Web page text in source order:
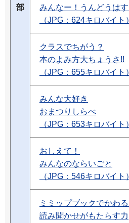
部
みんなー！うんどうはす
（JPG：624キロバイト）
クラスでちがう？
本のよみ方大ちょうさ!!
（JPG：655キロバイト）
みんな大好き
おまつりしらべ
（JPG：653キロバイト）
おしえて！
みんなのならいごと
（JPG：546キロバイト）
ミミップブックでかわる
読み聞かせがもたらす力